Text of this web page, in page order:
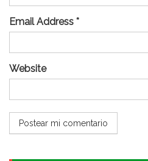
Email Address *
Website